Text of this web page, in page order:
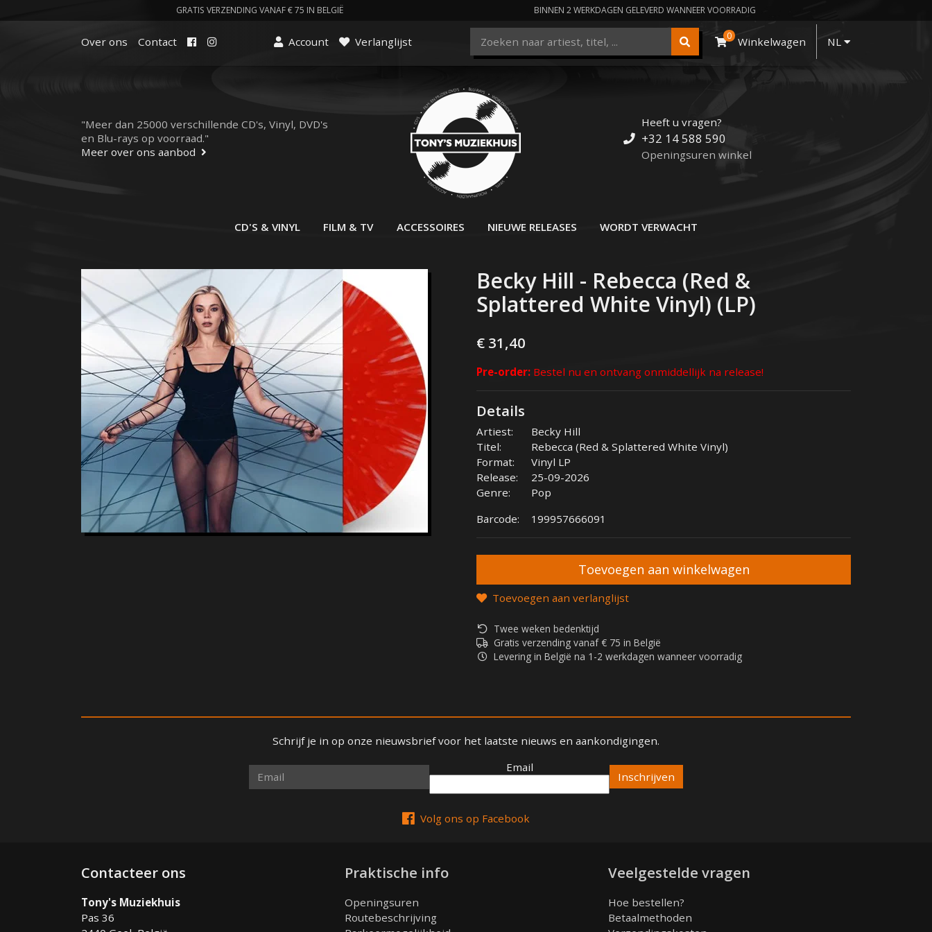
GRATIS VERZENDING VANAF € 75 IN BELGIË BINNEN 2 WERKDAGEN GELEVERD WANNEER VOORRADIG
Over ons Contact FacebookInstagram Account Verlanglijst 0 Winkelwagen NL
"Meer dan 25000 verschillende CD's, Vinyl, DVD's
en Blu-rays op voorraad."
Meer over ons aanbod
Heeft u vragen?
+32 14 588 590
Openingsuren winkel
CD'S & VINYL FILM & TV ACCESSOIRES NIEUWE RELEASES WORDT VERWACHT
Becky Hill - Rebecca (Red &
Splattered White Vinyl) (LP)
€ 31,40
Pre-order: Bestel nu en ontvang onmiddellijk na release!
Details
Artiest:
Becky Hill
Titel:
Rebecca (Red & Splattered White Vinyl)
Format:
Vinyl LP
Release:
25-09-2026
Genre:
Pop
Barcode:
199957666091
Toevoegen aan verlanglijst
Twee weken bedenktijd
Gratis verzending vanaf € 75 in België
Levering in België na 1-2 werkdagen wanneer voorradig
Schrijf je in op onze nieuwsbrief voor het laatste nieuws en aankondigingen.
Email
Email
Volg ons op Facebook
Contacteer ons
Tony's Muziekhuis
Pas 36
Praktische info
Openingsuren
Routebeschrijving
Veelgestelde vragen
Hoe bestellen?
Betaalmethoden